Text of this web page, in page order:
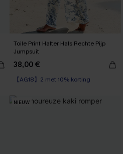
Toile Print Halter Hals Rechte Pijp
Jumpsuit
38,00 €
【AG18】2 met 10% korting
NIEUW